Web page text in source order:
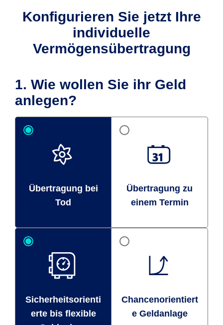
Konfigurieren Sie jetzt Ihre
individuelle
Vermögensübertragung
1. Wie wollen Sie ihr Geld
anlegen?
Übertragung bei
Tod
Übertragung zu
einem Termin
Sicherheitsorienti
erte bis flexible
Chancenorientiert
e Geldanlage